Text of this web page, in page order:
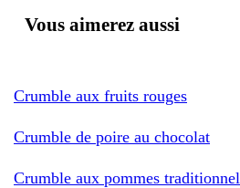
Vous aimerez aussi
Crumble aux fruits rouges
Crumble de poire au chocolat
Crumble aux pommes traditionnel